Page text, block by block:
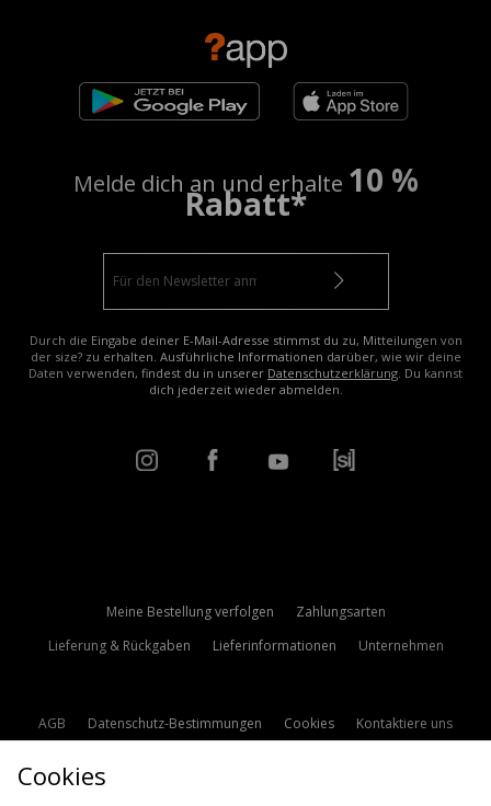
Melde dich an und erhalte 10 %
Rabatt*
Durch die Eingabe deiner E-Mail-Adresse stimmst du zu, Mitteilungen von
der size? zu erhalten. Ausführliche Informationen darüber, wie wir deine
Daten verwenden, findest du in unserer Datenschutzerklärung . Du kannst
dich jederzeit wieder abmelden.
Meine Bestellung verfolgen
Zahlungsarten
Lieferung & Rückgaben
Lieferinformationen Unternehmen
AGB Datenschutz-Bestimmungen Cookies
Kontaktiere uns
Cookies